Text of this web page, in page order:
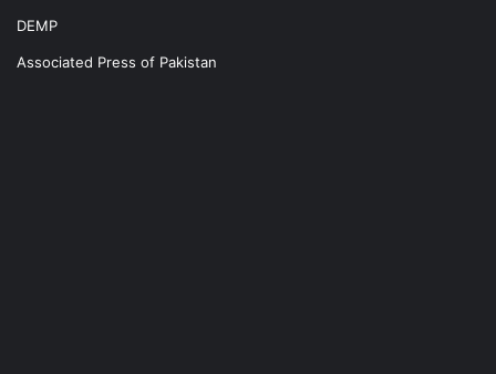
DEMP
Associated Press of Pakistan